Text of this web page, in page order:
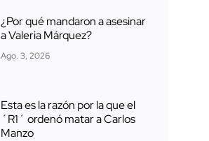
¿Por qué mandaron a asesinar
a Valeria Márquez?
Ago. 3, 2026
Esta es la razón por la que el
´R1´ ordenó matar a Carlos
Manzo